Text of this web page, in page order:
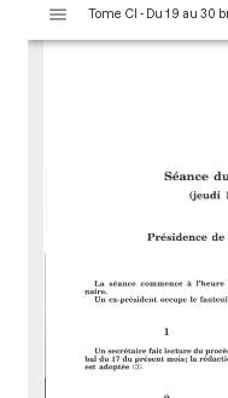
s
M
Tome CI - Du 19 au 30